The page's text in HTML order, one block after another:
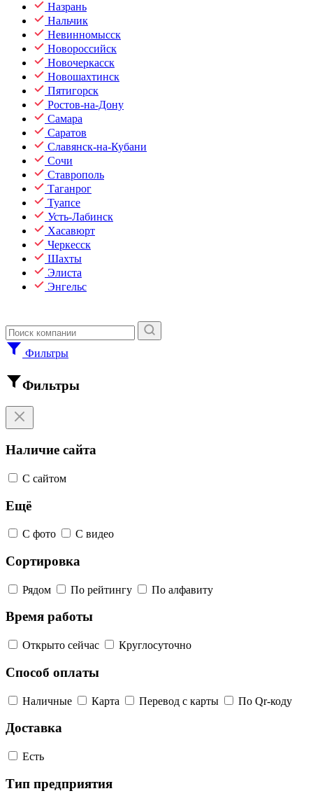
Назрань
Нальчик
Невинномысск
Новороссийск
Новочеркасск
Новошахтинск
Пятигорск
Ростов-на-Дону
Самара
Саратов
Славянск-на-Кубани
Сочи
Ставрополь
Таганрог
Туапсе
Усть-Лабинск
Хасавюрт
Черкесск
Шахты
Элиста
Энгельс
Фильтры
Фильтры
Наличие сайта
С сайтом
Ещё
С фото С видео
Сортировка
Рядом По рейтингу По алфавиту
Время работы
Открыто сейчас Круглосуточно
Способ оплаты
Наличные Карта Перевод с карты По Qr-коду
Доставка
Есть
Тип предприятия